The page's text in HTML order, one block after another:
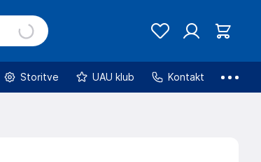
Storitve UAU klub Kontakt